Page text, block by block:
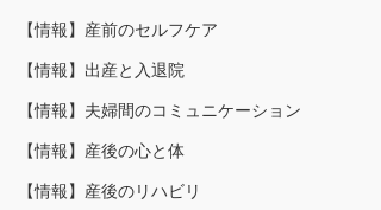
【情報】産前のセルフケア
【情報】出産と入退院
【情報】夫婦間のコミュニケーション
【情報】産後の心と体
【情報】産後のリハビリ